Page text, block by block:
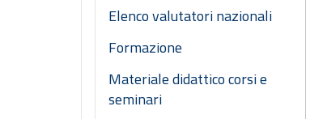
Elenco valutatori nazionali
Formazione
Materiale didattico corsi e
seminari